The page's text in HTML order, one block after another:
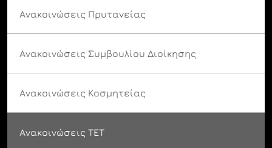
Ανακοινώσεις Πρυτανείας
Ανακοινώσεις Συμβουλίου Διοίκησης
Ανακοινώσεις Κοσμητείας
Ανακοινώσεις ΤΕΤ